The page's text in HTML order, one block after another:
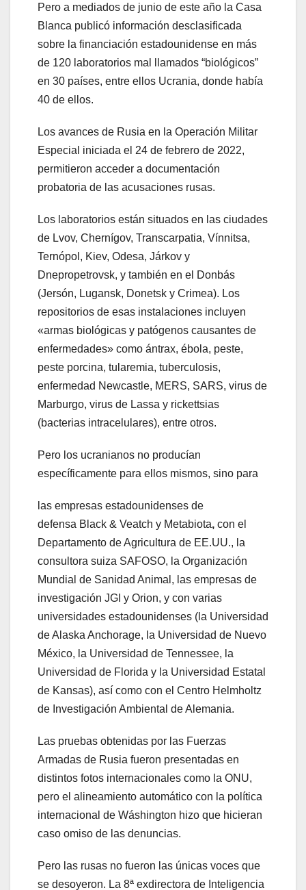
Pero a mediados de junio de este año la Casa
Blanca publicó información desclasificada
sobre la financiación estadounidense en más
de 120 laboratorios mal llamados “biológicos”
en 30 países, entre ellos Ucrania, donde había
40 de ellos.
Los avances de Rusia en la Operación Militar
Especial iniciada el 24 de febrero de 2022,
permitieron acceder a documentación
probatoria de las acusaciones rusas.
Los laboratorios están situados en las ciudades
de Lvov, Chernígov, Transcarpatia, Vínnitsa,
Ternópol, Kiev, Odesa, Járkov y
Dnepropetrovsk, y también en el Donbás
(Jersón, Lugansk, Donetsk y Crimea). Los
repositorios de esas instalaciones incluyen
«armas biológicas y patógenos causantes de
enfermedades» como ántrax, ébola, peste,
peste porcina, tularemia, tuberculosis,
enfermedad Newcastle, MERS, SARS, virus de
Marburgo, virus de Lassa y rickettsias
(bacterias intracelulares), entre otros.
Pero los ucranianos no producían
específicamente para ellos mismos, sino para
las empresas estadounidenses de
defensa Black & Veatch y Metabiota, con el
Departamento de Agricultura de EE.UU., la
consultora suiza SAFOSO, la Organización
Mundial de Sanidad Animal, las empresas de
investigación JGI y Orion, y con varias
universidades estadounidenses (la Universidad
de Alaska Anchorage, la Universidad de Nuevo
México, la Universidad de Tennessee, la
Universidad de Florida y la Universidad Estatal
de Kansas), así como con el Centro Helmholtz
de Investigación Ambiental de Alemania.
Las pruebas obtenidas por las Fuerzas
Armadas de Rusia fueron presentadas en
distintos fotos internacionales como la ONU,
pero el alineamiento automático con la política
internacional de Wáshington hizo que hicieran
caso omiso de las denuncias.
Pero las rusas no fueron las únicas voces que
se desoyeron. La 8ª exdirectora de Inteligencia